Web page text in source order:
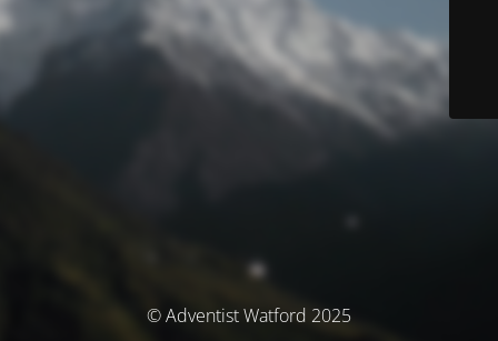
© Adventist Watford 2025